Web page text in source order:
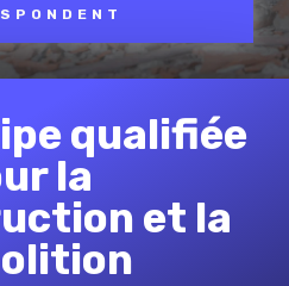
qualifiée
la
et la